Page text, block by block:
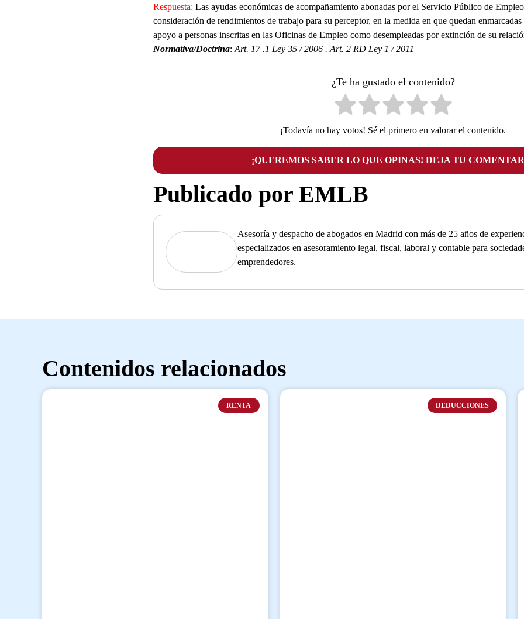
Respuesta: Las ayudas económicas de acompañamiento abonadas por el Servicio Público de
consideración de rendimientos de trabajo para su perceptor, en la medida en que quedan
apoyo a personas inscritas en las Oficinas de Empleo como desempleadas por extinción de su
Normativa/Doctrina:Art. 17 .1 Ley 35 / 2006 . Art. 2 RD Ley 1 / 2011
¿Te ha gustado el contenido?
¡Todavía no hay votos! Sé el primero en valorar el contenido.
¡QUEREMOS SABER LO QUE OPINAS! DEJA TU
Publicado por EMLB
Asesoría y despacho de abogados en Madrid con más de 25 años de
especializados en asesoramiento legal, fiscal, laboral y contable para
emprendedores.
Contenidos relacionados
RENTA DEDUCCIONES